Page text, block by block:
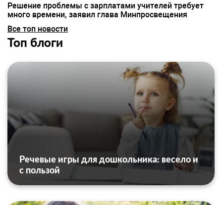
Решение проблемы с зарплатами учителей требует
много времени, заявил глава Минпросвещения
Все топ новости
Топ блоги
Речевые игры для дошкольника: весело и
с пользой